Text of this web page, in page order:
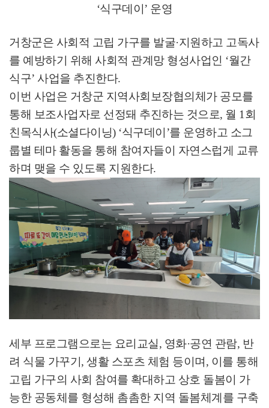
‘식구데이 ’ 운영
거창군은 사회적 고립 가구를 발굴·지원하고 고독사
를 예방하기 위해 사회적 관계망 형성사업인 ‘월간
식구’ 사업을 추진한다.
이번 사업은 거창군 지역사회보장협의체가 공모를
통해 보조사업자로 선정돼 추진하는 것으로, 월 1회
친목식사(소셜다이닝) ‘식구데이 ’를 운영하고 소그
룹별 테마 활동을 통해 참여자들이 자연스럽게 교류
하며 맺을 수 있도록 지원한다.
세부 프로그램으로는 요리교실, 영화·공연 관람, 반
려 식물 가꾸기, 생활 스포츠 체험 등이며, 이를 통해
고립 가구의 사회 참여를 확대하고 상호 돌봄이 가
능한 공동체를 형성해 촘촘한 지역 돌봄체계를 구축